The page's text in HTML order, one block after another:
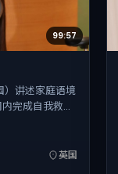
99:57
）讲述家庭语境
完成自我救
层次丰富。影
陆院线与网络
英国